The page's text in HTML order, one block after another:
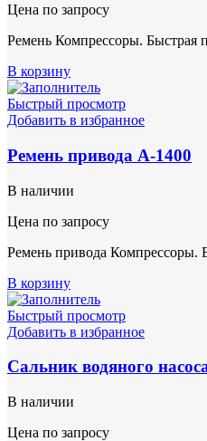
Цена по запросу
Ремень Компрессоры. Быстрая
В корзину
Быстрый просмотр
Добавить в избранное
Ремень привода А-1400
В наличии
Цена по запросу
Ремень привода Компрессоры.
В корзину
Быстрый просмотр
Добавить в избранное
Сальник водяного
В наличии
Цена по запросу